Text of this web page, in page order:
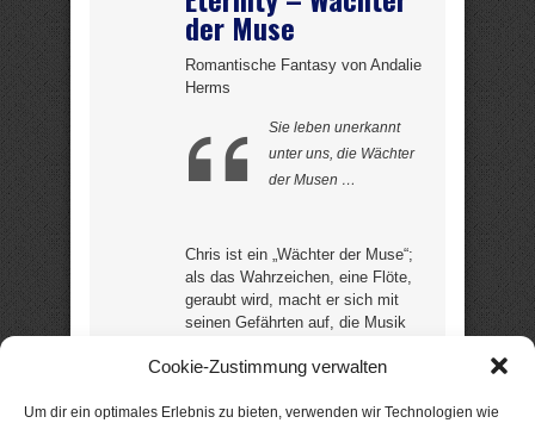
Cookie-Zustimmung verwalten
Um dir ein optimales Erlebnis zu bieten, verwenden wir Technologien wie
der Muse
Romantische Fantasy von Andalie
Herms
Sie leben unerkannt
unter uns, die Wächter
der Musen …
Chris ist ein „Wächter der Muse“;
als das Wahrzeichen, eine Flöte,
geraubt wird, macht er sich mit
seinen Gefährten auf, die Musik
Rocksänger getarnt trifft er auf
Romanze … und die